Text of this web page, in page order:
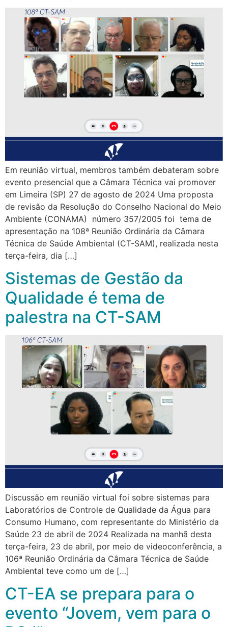
Em reunião virtual, membros também debateram sobre
evento presencial que a Câmara Técnica vai promover
em Limeira (SP) 27 de agosto de 2024 Uma proposta
de revisão da Resolução do Conselho Nacional do Meio
Ambiente (CONAMA) número 357/2005 foi tema de
apresentação na 108ª Reunião Ordinária da Câmara
Técnica de Saúde Ambiental (CT-SAM), realizada nesta
terça-feira, dia […]
Sistemas de Gestão da
Qualidade é tema de
palestra na CT-SAM
Discussão em reunião virtual foi sobre sistemas para
Laboratórios de Controle de Qualidade da Água para
Consumo Humano, com representante do Ministério da
Saúde 23 de abril de 2024 Realizada na manhã desta
terça-feira, 23 de abril, por meio de videoconferência, a
106ª Reunião Ordinária da Câmara Técnica de Saúde
Ambiental teve como um de […]
CT-EA se prepara para o
evento “Jovem, vem para o